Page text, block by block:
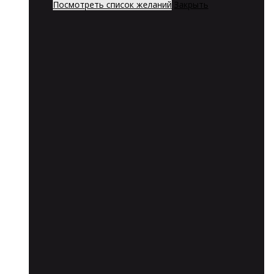
Посмотреть список желаний Закрыть